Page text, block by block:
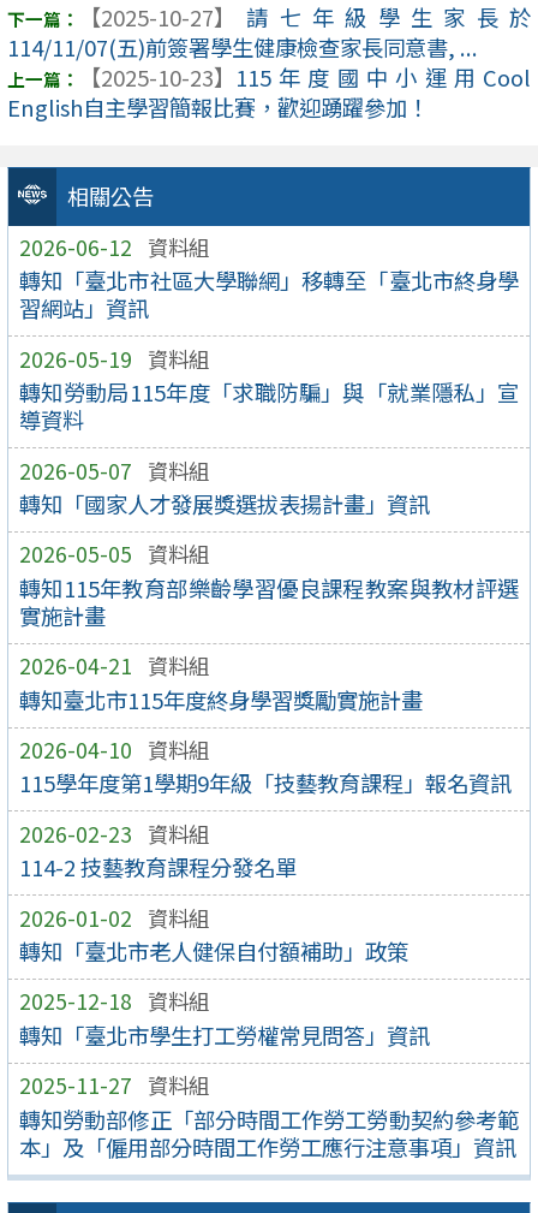
相關公告
2026-06-12 資料組
轉知「臺北市社區大學聯網」移轉至「臺北市終身學
習網站」資訊
2026-05-19 資料組
轉知勞動局115年度「求職防騙」與「就業隱私」宣
導資料
2026-05-07 資料組
轉知「國家人才發展獎選拔表揚計畫」資訊
2026-05-05 資料組
轉知115年教育部樂齡學習優良課程教案與教材評選
實施計畫
2026-04-21 資料組
轉知臺北市115年度終身學習獎勵實施計畫
2026-04-10 資料組
115學年度第1學期9年級「技藝教育課程」報名資訊
2026-02-23 資料組
114-2 技藝教育課程分發名單
2026-01-02 資料組
轉知「臺北市老人健保自付額補助」政策
2025-12-18 資料組
轉知「臺北市學生打工勞權常見問答」資訊
2025-11-27 資料組
轉知勞動部修正「部分時間工作勞工勞動契約參考範
本」及「僱用部分時間工作勞工應行注意事項」資訊
【2025-10-27】
請七年級學生家長於
114/11/07(五)前簽署學生健康檢查家長同意書, ...
【2025-10-23】 115年度國中小運用Cool
English自主學習簡報比賽，歡迎踴躍參加！